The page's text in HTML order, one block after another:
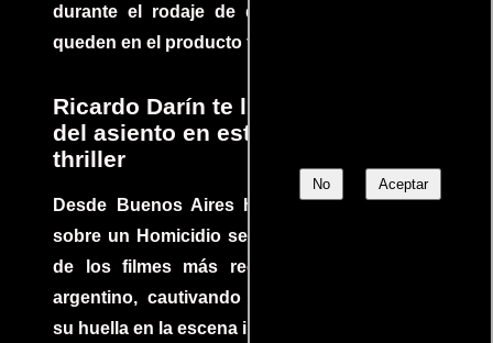
No Aceptar
durante el rodaje de determinadas escenas
queden en el producto final.
Ricardo Darín te llevará al borde
del asiento en este increíble
thriller
Desde Buenos Aires hasta el mundo, Tesis
sobre un Homicidio se ha convertido en uno
de los filmes más recomendados del cine
argentino, cautivando audiencias y dejando
su huella en la escena internacional.